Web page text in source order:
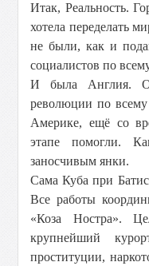
Итак, Реальность.
хотела переделать
не были, как и
социалистов по
И была Англия.
революции по
Америке, ещё со
этапе помогли.
заносчивым янки.
Сама Куба при
Все работы
«Коза Ностра».
крупнейший
проституции,